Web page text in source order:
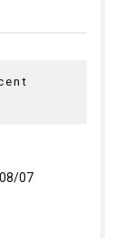
07